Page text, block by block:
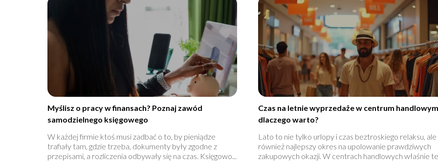
Myślisz o pracy w finansach? Poznaj zawód
samodzielnego księgowego
W każdej firmie ktoś musi zadbać o to, by pieniądze
trafiały tam, gdzie trzeba, dokumenty były zgodne z
przepisami, a rozliczenia odbywały się na czas. Księgowo...
Czas na letnie wyprzedaże w centrum
dlaczego warto?
Lato to nie tylko urlopy i czas beztroskiego relaksu, ale
również najlepszy okres na upolowanie prawdziwych
zakupowych okazji. W centrach handlowych właśnie